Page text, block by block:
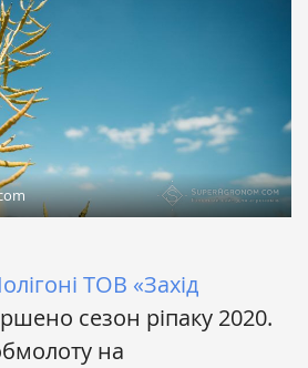
ТОВ «Захід
сезон ріпаку 2020.
на